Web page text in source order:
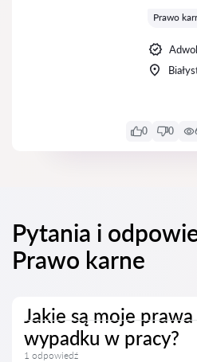
Prawo
0 0
Pytania i
Prawo karne
Jakie są moje
wypadku w pracy?
1 odpowiedź